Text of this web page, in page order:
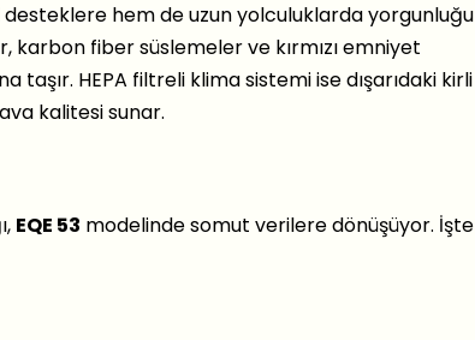
hem de uzun yolculuklarda yorgunluğu
fiber süslemeler ve kırmızı emniyet
HEPA filtreli klima sistemi ise dışarıdaki kirli
kalitesi sunar.
EQE 53 modelinde somut verilere dönüşüyor. İşte